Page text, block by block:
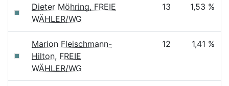
Dieter Möhring, FREIE
WÄHLER/WG
13 1,53 %
Marion Fleischmann-
Hilton, FREIE
WÄHLER/WG
12 1,41 %